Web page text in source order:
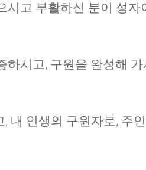
시고 부활하신 분이 성자
하시고, 구원을 완성해 가
내 인생의 구원자로, 주